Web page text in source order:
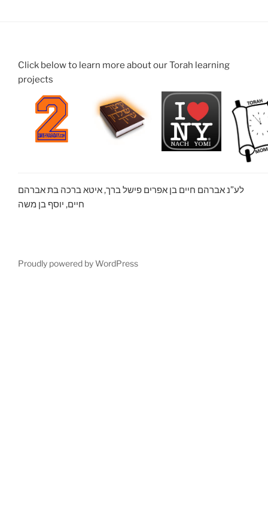
Click below to learn more about our Torah learning
projects
לע”נ אברהם חיים בן אפרים פישל ברך, איטא ברכה בת אברהם
חיים, יוסף בן משה
Proudly powered by WordPress